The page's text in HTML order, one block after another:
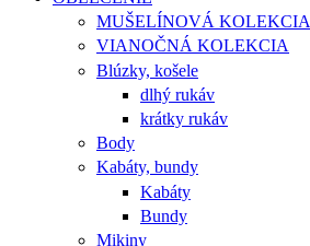
MUŠELÍNOVÁ KOLEKCIA
VIANOČNÁ KOLEKCIA
Blúzky, košele
dlhý rukáv
krátky rukáv
Body
Kabáty, bundy
Kabáty
Bundy
Mikiny